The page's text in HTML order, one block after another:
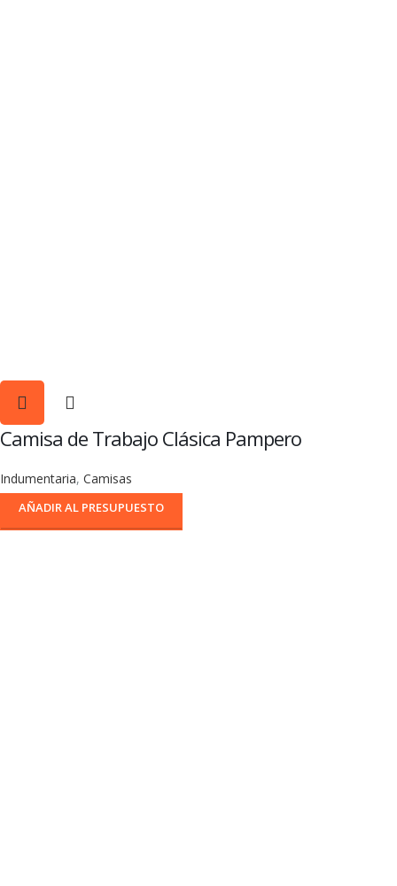
Camisa de Trabajo Clásica Pampero
Indumentaria, Camisas
AÑADIR AL PRESUPUESTO